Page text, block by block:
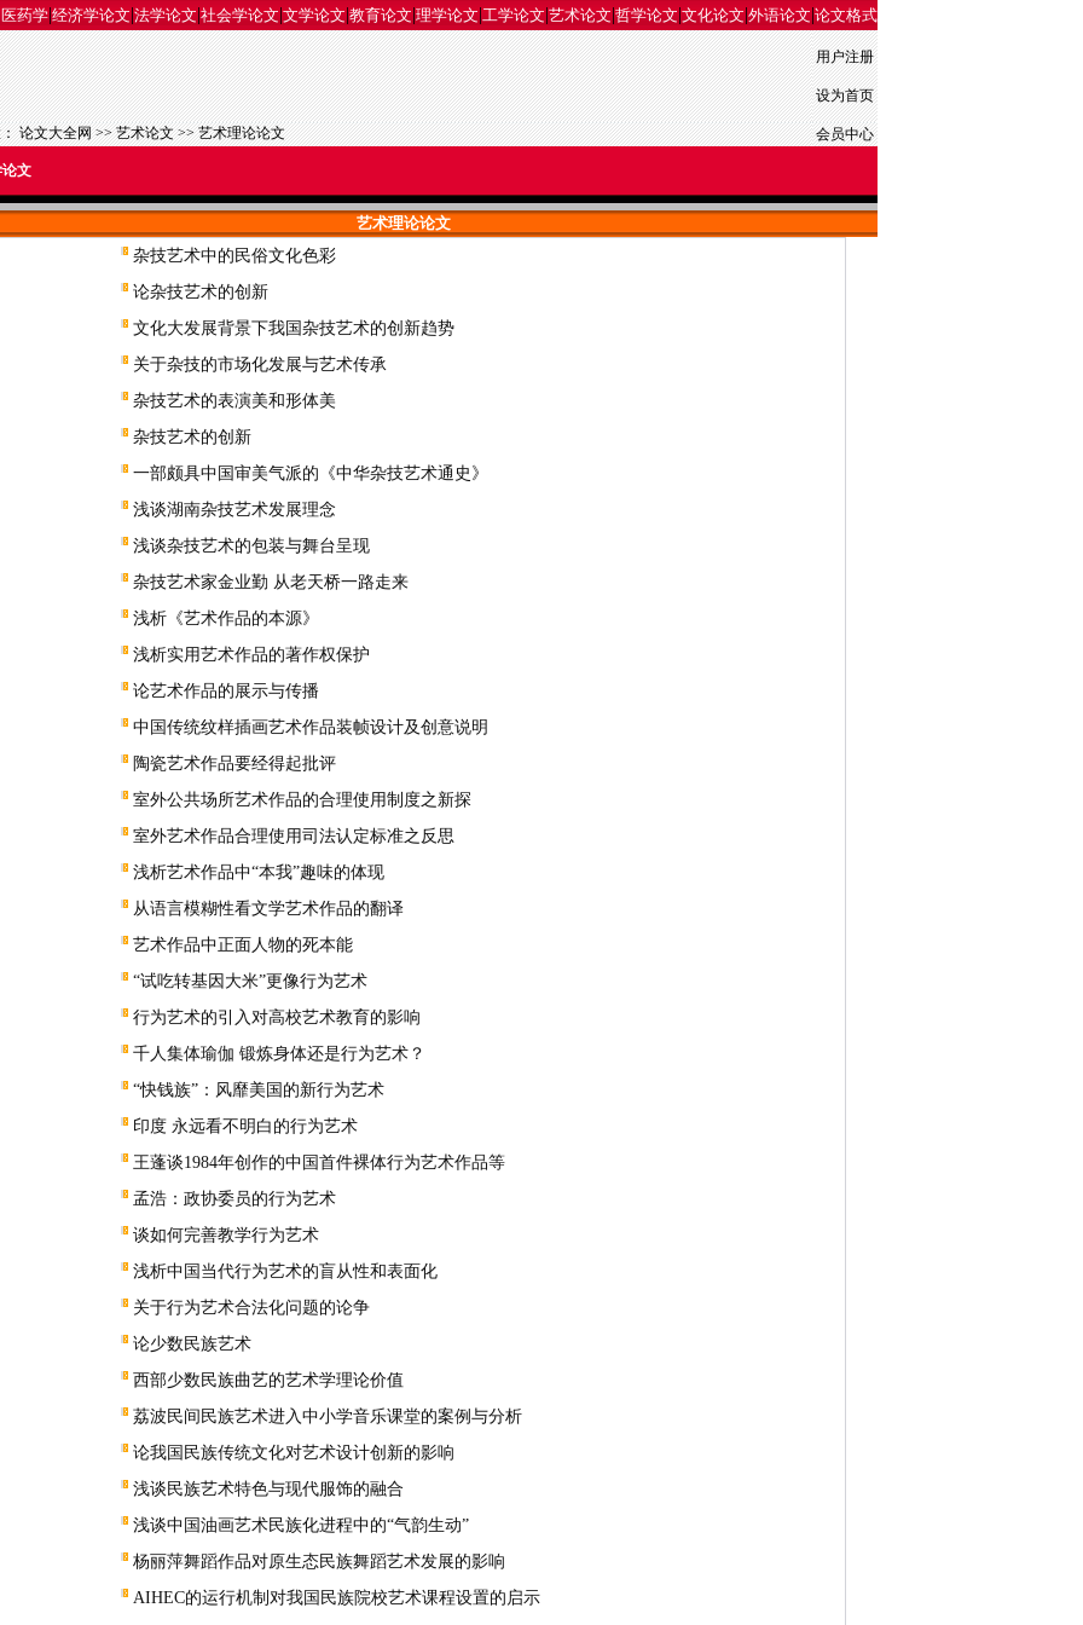
医药学|经济学论文|法学论文|社会学论文|文学论文|教育论文|理学论文|工学论文|艺术论文|哲学论文|文化论文|外语论文|论文格式
用户注册
设为首页
：论文大全网>>艺术论文>>艺术理论论文 会员中心
文
艺术理论论文
杂技艺术中的民俗文化色彩
论杂技艺术的创新
文化大发展背景下我国杂技艺术的创新趋势
关于杂技的市场化发展与艺术传承
杂技艺术的表演美和形体美
杂技艺术的创新
一部颇具中国审美气派的《中华杂技艺术通史》
浅谈湖南杂技艺术发展理念
浅谈杂技艺术的包装与舞台呈现
杂技艺术家金业勤 从老天桥一路走来
浅析《艺术作品的本源》
浅析实用艺术作品的著作权保护
论艺术作品的展示与传播
中国传统纹样插画艺术作品装帧设计及创意说明
陶瓷艺术作品要经得起批评
室外公共场所艺术作品的合理使用制度之新探
室外艺术作品合理使用司法认定标准之反思
浅析艺术作品中“本我”趣味的体现
从语言模糊性看文学艺术作品的翻译
艺术作品中正面人物的死本能
“试吃转基因大米”更像行为艺术
行为艺术的引入对高校艺术教育的影响
千人集体瑜伽 锻炼身体还是行为艺术？
“快钱族”：风靡美国的新行为艺术
印度 永远看不明白的行为艺术
王蓬谈1984年创作的中国首件裸体行为艺术作品等
孟浩：政协委员的行为艺术
谈如何完善教学行为艺术
浅析中国当代行为艺术的盲从性和表面化
关于行为艺术合法化问题的论争
论少数民族艺术
西部少数民族曲艺的艺术学理论价值
荔波民间民族艺术进入中小学音乐课堂的案例与分析
论我国民族传统文化对艺术设计创新的影响
浅谈民族艺术特色与现代服饰的融合
浅谈中国油画艺术民族化进程中的“气韵生动”
杨丽萍舞蹈作品对原生态民族舞蹈艺术发展的影响
AIHEC的运行机制对我国民族院校艺术课程设置的启示